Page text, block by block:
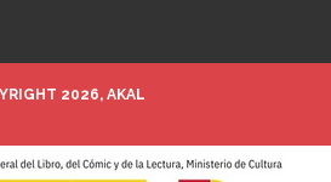
2026, AKAL